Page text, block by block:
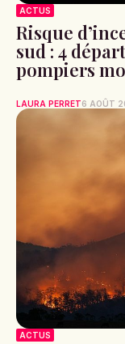
ACTUS
Risque
sud : 4
pompiers
LAURA PERRET6 AOÛT
ACTUS